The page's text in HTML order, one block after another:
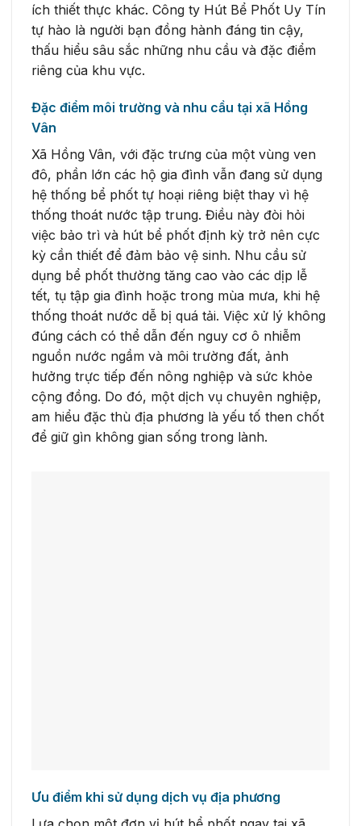
ích thiết thực khác. Công ty Hút Bể Phốt Uy Tín
tự hào là người bạn đồng hành đáng tin cậy,
thấu hiểu sâu sắc những nhu cầu và đặc điểm
riêng của khu vực.
Đặc điểm môi trường và nhu cầu tại xã Hồng
Vân
Xã Hồng Vân, với đặc trưng của một vùng ven
đô, phần lớn các hộ gia đình vẫn đang sử dụng
hệ thống bể phốt tự hoại riêng biệt thay vì hệ
thống thoát nước tập trung. Điều này đòi hỏi
việc bảo trì và hút bể phốt định kỳ trở nên cực
kỳ cần thiết để đảm bảo vệ sinh. Nhu cầu sử
dụng bể phốt thường tăng cao vào các dịp lễ
tết, tụ tập gia đình hoặc trong mùa mưa, khi hệ
thống thoát nước dễ bị quá tải. Việc xử lý không
đúng cách có thể dẫn đến nguy cơ ô nhiễm
nguồn nước ngầm và môi trường đất, ảnh
hưởng trực tiếp đến nông nghiệp và sức khỏe
cộng đồng. Do đó, một dịch vụ chuyên nghiệp,
am hiểu đặc thù địa phương là yếu tố then chốt
để giữ gìn không gian sống trong lành.
Ưu điểm khi sử dụng dịch vụ địa phương